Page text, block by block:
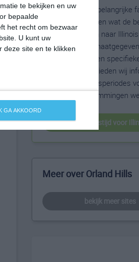
te bekijken en uw
bepaalde
het recht om bezwaar
U kunt uw
deze site en te klikken
GA AKKOORD
Het weer is een belangrijke
reizen. Wil je weten wat de
maanden zijn om naar
Op basis van
weersextremen en
weerinformatie bieden wij
over de beste reisperiodes
duizenden bestemmingen
beste reistijd voor
Meer over Orland Hills
bekijk meer sites